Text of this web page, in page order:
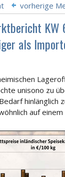
vorherige
KW
als
unisono zu
hinlänglich
auf